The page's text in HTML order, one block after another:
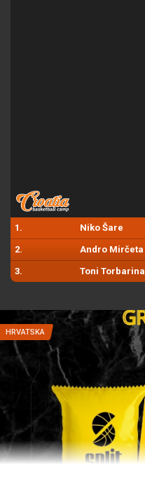
1. Niko Šare
2. Andro Mirčeta
3. Toni Torbarina
HRVATSKA